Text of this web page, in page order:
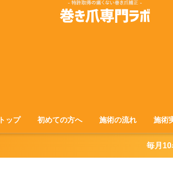
トップ 初めての方へ 施術の流れ 施術
毎月10